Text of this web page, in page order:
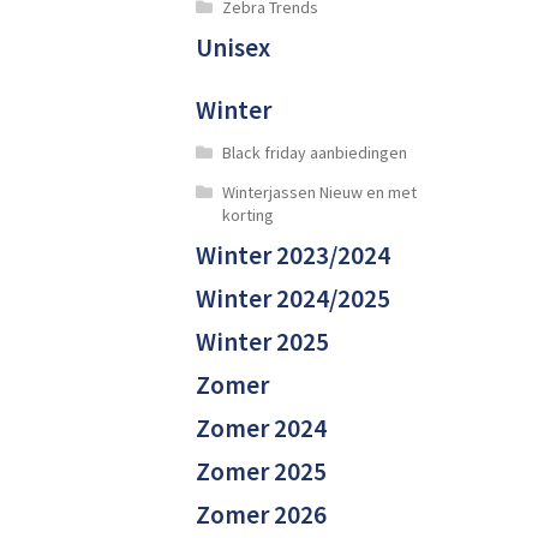
Zebra Trends
Unisex
Winter
Black friday aanbiedingen
Winterjassen Nieuw en met
korting
Winter 2023/2024
Winter 2024/2025
Winter 2025
Zomer
Zomer 2024
Zomer 2025
Zomer 2026